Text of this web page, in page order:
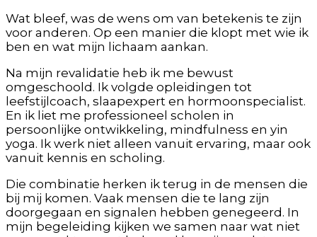
Wat bleef, was de wens om van betekenis te zijn
voor anderen. Op een manier die klopt met wie ik
ben en wat mijn lichaam aankan.
Na mijn revalidatie heb ik me bewust
omgeschoold. Ik volgde opleidingen tot
leefstijlcoach, slaapexpert en hormoonspecialist.
En ik liet me professioneel scholen in
persoonlijke ontwikkeling, mindfulness en yin
yoga. Ik werk niet alleen vanuit ervaring, maar ook
vanuit kennis en scholing.
Die combinatie herken ik terug in de mensen die
bij mij komen. Vaak mensen die te lang zijn
doorgegaan en signalen hebben genegeerd. In
mijn begeleiding kijken we samen naar wat niet